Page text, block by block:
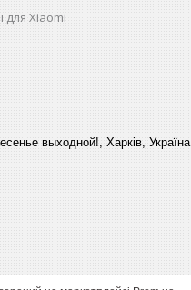
для Xiaomi
выходной!, Харків, Україна